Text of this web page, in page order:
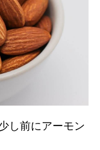
し前にアーモン